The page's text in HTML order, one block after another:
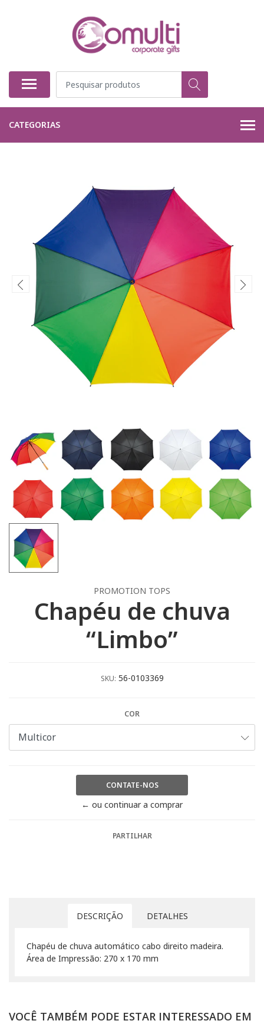
CATEGORIAS
PROMOTION TOPS
Chapéu de chuva
“Limbo”
SKU: 56-0103369
COR
CONTATE-NOS
← ou continuar a comprar
PARTILHAR
DESCRIÇÃO DETALHES
Chapéu de chuva automático cabo direito madeira.
Área de Impressão: 270 x 170 mm
VOCÊ TAMBÉM PODE ESTAR INTERESSADO EM